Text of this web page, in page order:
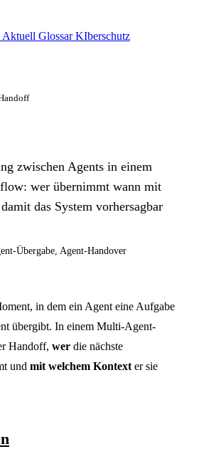
Aktuell GlossarKIberschutz
zwischen Agents in einem
wer übernimmt wann mit
das System vorhersagbar
Übergabe, Agent-Handover
in dem ein Agent eine Aufgabe
übergibt. In einem Multi-Agent-
Handoff, wer die nächste
und mit welchem Kontext er sie